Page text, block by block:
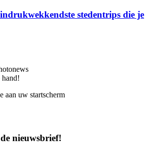
stedentrips die je
aan uw startscherm
nieuwsbrief!